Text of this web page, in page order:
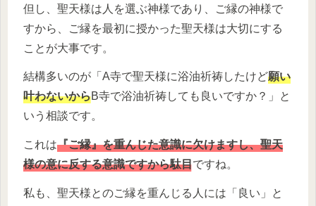
但し、聖天様は人を選ぶ神様であり、ご縁の神様で
すから、ご縁を最初に授かった聖天様は大切にする
ことが大事です。
結構多いのが「A寺で聖天様に浴油祈祷したけど願い
叶わないからB寺で浴油祈祷しても良いですか？」と
いう相談です。
これは『ご縁』を重んじた意識に欠けますし、聖天
様の意に反する意識ですから駄目ですね。
私も、聖天様とのご縁を重んじる人には「良い」と